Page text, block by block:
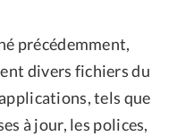
précédemment,
divers fichiers du
tels que
à jour, les polices,